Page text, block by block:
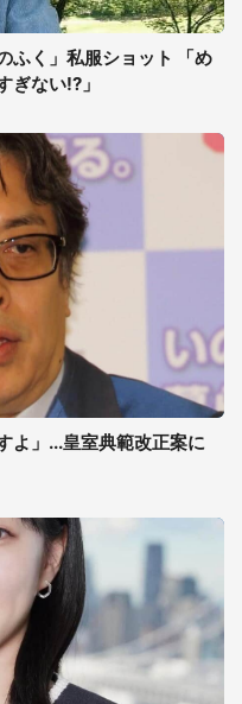
ふく」私服ショット 「め
ぎない!?」
よ」...皇室典範改正案に